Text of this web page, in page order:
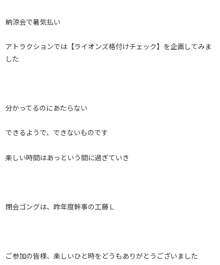
納涼会で暑気払い
アトラクションでは【ライオンズ格付けチェック】を企画してみま
した
分かってるのにあたらない
できるようで、できないものです
楽しい時間はあっという間に過ぎていき
閉会ゴングは、昨年度幹事の工藤Ｌ
ご参加の皆様、楽しいひと時をどうもありがとうございました